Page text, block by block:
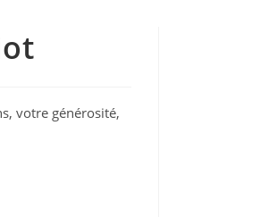
votre générosité,